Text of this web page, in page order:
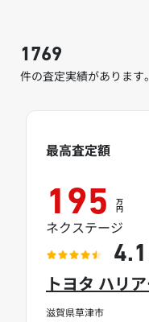
1769
件の査定実績があります。
滋賀県草津市
トヨタ ハリ
最高査定額
195 万
円
ネクステージ
4.1